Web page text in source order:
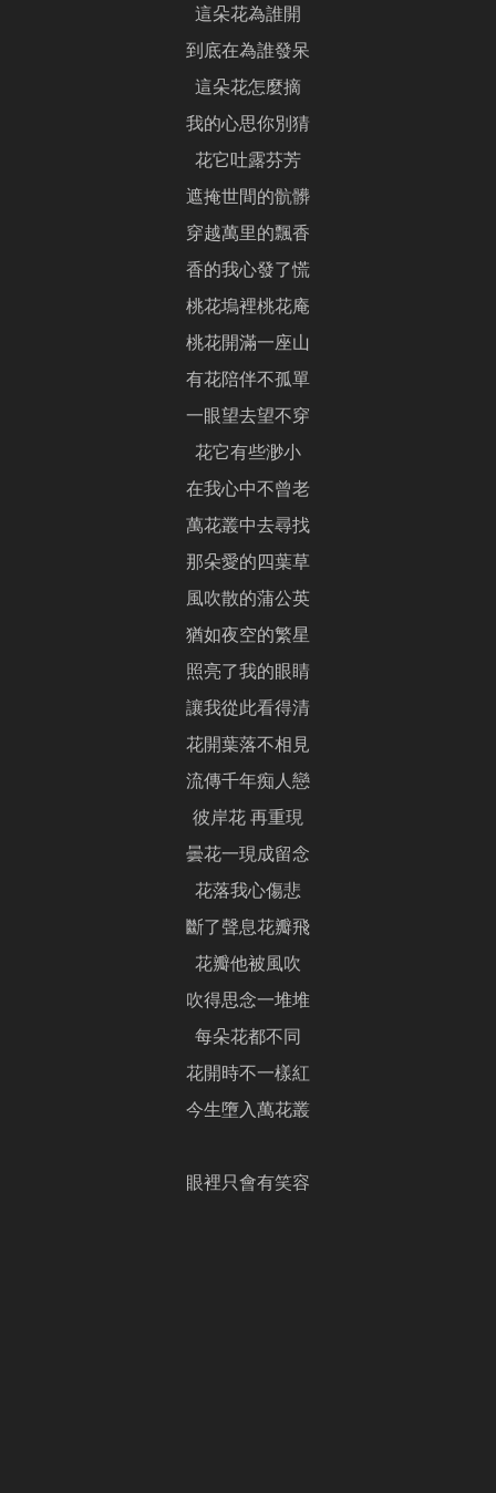
這朵花為誰開
到底在為誰發呆
這朵花怎麼摘
我的心思你別猜
花它吐露芬芳
遮掩世間的骯髒
穿越萬里的飄香
香的我心發了慌
桃花塢裡桃花庵
桃花開滿一座山
有花陪伴不孤單
一眼望去望不穿
花它有些渺小
在我心中不曾老
萬花叢中去尋找
那朵愛的四葉草
風吹散的蒲公英
猶如夜空的繁星
照亮了我的眼睛
讓我從此看得清
花開葉落不相見
流傳千年痴人戀
彼岸花 再重現
曇花一現成留念
花落我心傷悲
斷了聲息花瓣飛
花瓣他被風吹
吹得思念一堆堆
每朵花都不同
花開時不一樣紅
今生墮入萬花叢
眼裡只會有笑容